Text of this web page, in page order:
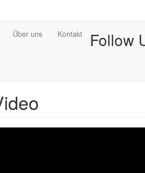
Über uns Kontakt Follow